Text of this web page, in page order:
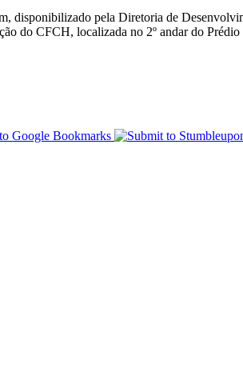
disponibilizado pela Diretoria de
do CFCH, localizada no 2º andar do